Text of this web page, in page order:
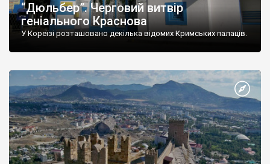
“Дюльбер”. Черговий витвір
геніального Краснова
У Кореїзі розташовано декілька відомих Кримських палаців.